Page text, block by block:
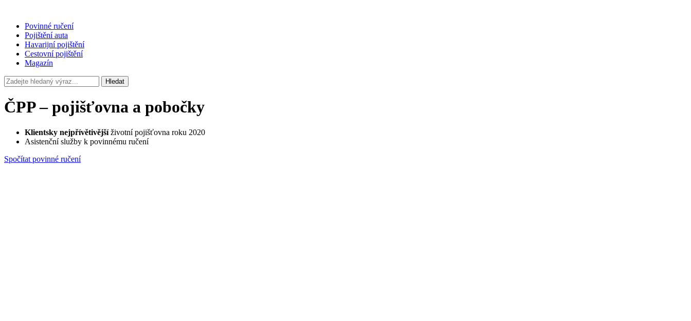
Povinné ručení
Pojištění auta
Havarijní pojištění
Cestovní pojištění
Magazín
Hledat
ČPP – pojišťovna a pobočky
Klientsky nejpřívětivějšíživotní pojišťovna roku 2020
Asistenční služby k povinnému ručení
Spočítat povinné ručení